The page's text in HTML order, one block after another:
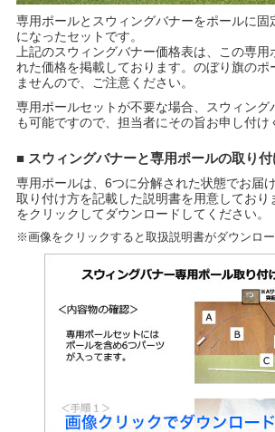
専用ポールとスウィングバナーをポールに固
になったセットです。
上記のスウィングバナー価格表は、この専用
れた価格を掲載しております。のぼり旗のポ
ませんので、ご注意ください。
専用ポールセットが不要な場合、スウィング
も可能ですので、担当者にその旨お申し付け
■ スウィングバナーと専用ポールの取り
専用ポールは、6つに分解された状態でお届
取り付け方を記載した説明書を用意しており
をクリックしてダウンロードしてください。
※画像をクリックすると取扱説明書がダウンロ